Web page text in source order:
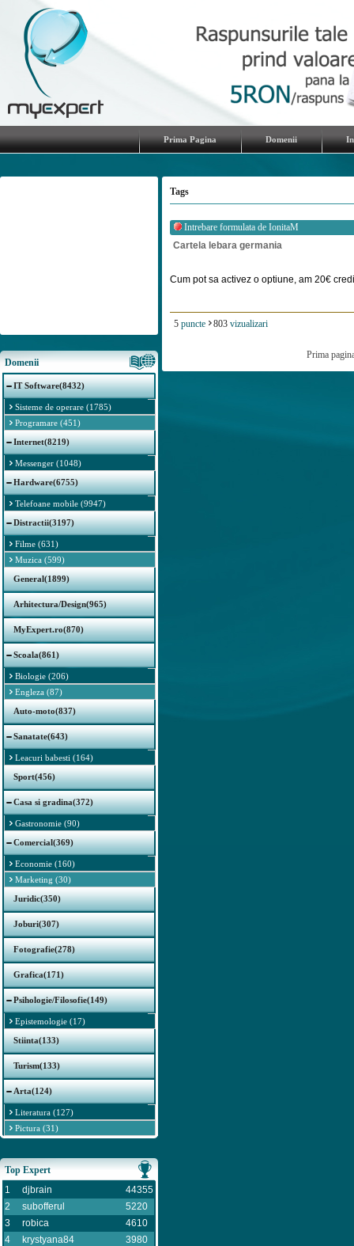
Prima Pagina Domenii
Domenii
IT Software(8432)
Sisteme de operare (1785)
Programare (451)
Internet(8219)
Messenger (1048)
Hardware(6755)
Telefoane mobile (9947)
Distractii(3197)
Filme (631)
Muzica (599)
General(1899)
Arhitectura/Design(965)
MyExpert.ro(870)
Scoala(861)
Biologie (206)
Engleza (87)
Auto-moto(837)
Sanatate(643)
Leacuri babesti (164)
Sport(456)
Casa si gradina(372)
Gastronomie (90)
Comercial(369)
Economie (160)
Marketing (30)
Juridic(350)
Joburi(307)
Fotografie(278)
Grafica(171)
Psihologie/Filosofie(149)
Epistemologie (17)
Stiinta(133)
Turism(133)
Arta(124)
Literatura (127)
Pictura (31)
Top Expert
1
djbrain
44355
2
subofferul
5220
3
robica
4610
4
krystyana84
3980
Tags
Intrebare formulata de IonitaM
Cartela lebara germania
Cum pot sa activez o optiune, am 20€
5 puncte 803 vizualizari
Prima